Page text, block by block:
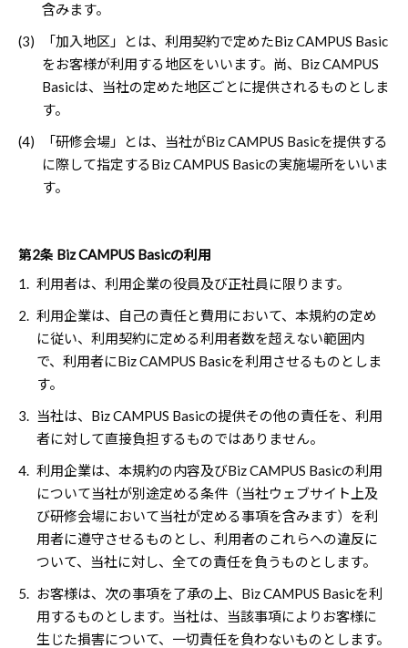
含みます。
(3)
「加入地区」とは、利用契約で定めたBiz CAMPUS Basic
をお客様が利用する地区をいいます。尚、Biz CAMPUS
Basicは、当社の定めた地区ごとに提供されるものとしま
す。
(4)
「研修会場」とは、当社がBiz CAMPUS Basicを提供する
に際して指定するBiz CAMPUS Basicの実施場所をいいま
す。
第2条 Biz CAMPUS Basicの利用
1. 利用者は、利用企業の役員及び正社員に限ります。
2. 利用企業は、自己の責任と費用において、本規約の定め
に従い、利用契約に定める利用者数を超えない範囲内
で、利用者にBiz CAMPUS Basicを利用させるものとしま
す。
3. 当社は、Biz CAMPUS Basicの提供その他の責任を、利用
者に対して直接負担するものではありません。
4. 利用企業は、本規約の内容及びBiz CAMPUS Basicの利用
について当社が別途定める条件（当社ウェブサイト上及
び研修会場において当社が定める事項を含みます）を利
用者に遵守させるものとし、利用者のこれらへの違反に
ついて、当社に対し、全ての責任を負うものとします。
5. お客様は、次の事項を了承の上、Biz CAMPUS Basicを利
用するものとします。当社は、当該事項によりお客様に
生じた損害について、一切責任を負わないものとします。